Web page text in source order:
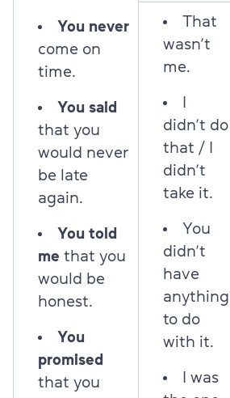
You never
come on
time.
You said
that you
would never
be late
again.
You told
me that you
would be
honest.
You
promised
that you
That
wasn’t
me.
didn’t do
that / I
didn’t
take it.
You
didn’t
have
anything
to do
with it.
I was